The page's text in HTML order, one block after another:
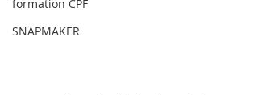
formation CPF
SNAPMAKER